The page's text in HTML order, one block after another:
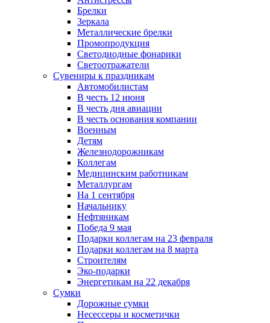
Брелки
Зеркала
Металлические брелки
Промопродукция
Светодиодные фонарики
Светоотражатели
Сувениры к праздникам
Автомобилистам
В честь 12 июня
В честь дня авиации
В честь основания компании
Военным
Детям
Железнодорожникам
Коллегам
Медицинским работникам
Металлургам
На 1 сентября
Начальнику
Нефтяникам
Победа 9 мая
Подарки коллегам на 23 февраля
Подарки коллегам на 8 марта
Строителям
Эко-подарки
Энергетикам на 22 декабря
Сумки
Дорожные сумки
Несессеры и косметички